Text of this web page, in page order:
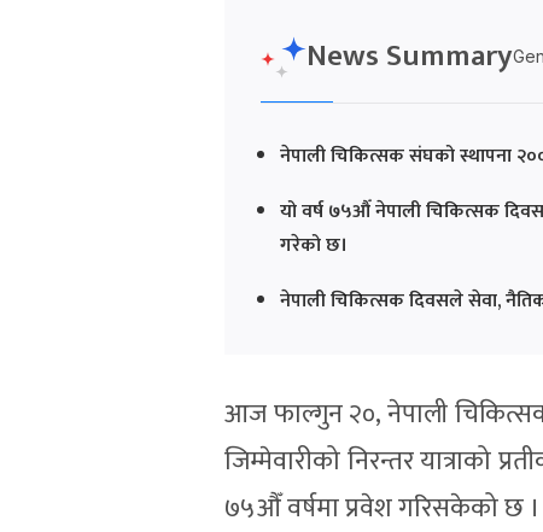
News Summary
नेपाली चिकित्सक संघको स्थापना
यो वर्ष ७५औँ नेपाली चिकित्सक
गरेको छ।
नेपाली चिकित्सक दिवसले सेवा,
आज फाल्गुन २०, नेपाली
जिम्मेवारीको निरन्तर यात्राको
७५औँ वर्षमा प्रवेश गरिसकेको छ ।